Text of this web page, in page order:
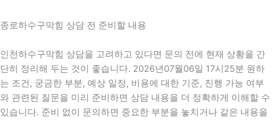
종로하수구막힘 상담 전 준비할 내용
인천하수구막힘 상담을 고려하고 있다면 문의 전에 현재 상황을 간
단히 정리해 두는 것이 좋습니다. 2026년07월06일 17시25분 원하
는 조건, 궁금한 부분, 예상 일정, 비용에 대한 기준, 진행 가능 여부
와 관련된 질문을 미리 준비하면 상담 내용을 더 정확하게 이해할 수
있습니다. 준비 없이 문의하면 중요한 부분을 놓치거나 같은 내용을